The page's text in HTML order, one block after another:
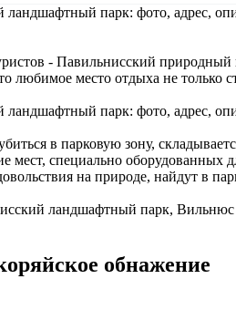
- Павильнисский
любимое место отдыха не только
в парковую зону,
специально оборудованных
на природе, найдут в
обнажение